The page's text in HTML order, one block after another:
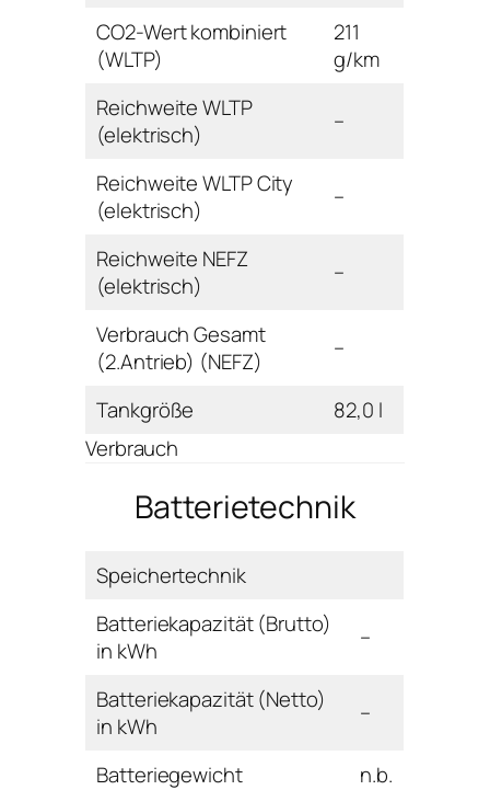
CO2-Wert kombiniert
(WLTP)
211
g/km
Reichweite WLTP
(elektrisch)
–
Reichweite WLTP City
(elektrisch)
–
Reichweite NEFZ
(elektrisch)
–
Verbrauch Gesamt
(2.Antrieb) (NEFZ)
–
Tankgröße
82,0 l
Verbrauch
Batterietechnik
Speichertechnik
Batteriekapazität (Brutto)
in kWh
–
Batteriekapazität (Netto)
in kWh
–
Batteriegewicht
n.b.